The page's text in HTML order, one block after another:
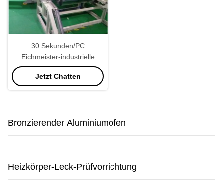
30 Sekunden/PC
Eichmeister-industrielle
vakuumverpackende
Maschine justierbar
Jetzt Chatten
Bronzierender Aluminiumofen
Heizkörper-Leck-Prüfvorrichtung